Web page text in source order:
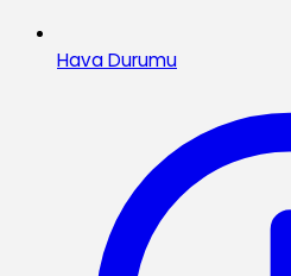
Hava Durumu